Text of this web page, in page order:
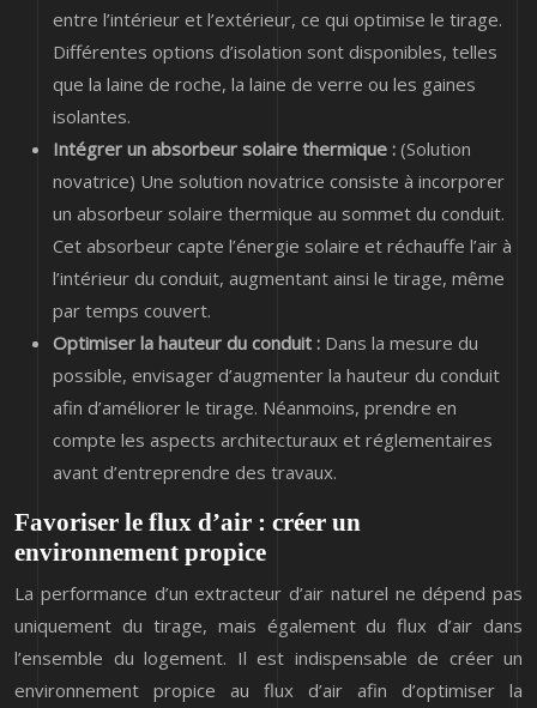
entre l’intérieur et l’extérieur, ce qui optimise le tirage.
Différentes options d’isolation sont disponibles, telles
que la laine de roche, la laine de verre ou les gaines
isolantes.
Intégrer un absorbeur solaire thermique : (Solution
novatrice) Une solution novatrice consiste à incorporer
un absorbeur solaire thermique au sommet du conduit.
Cet absorbeur capte l’énergie solaire et réchauffe l’air à
l’intérieur du conduit, augmentant ainsi le tirage, même
par temps couvert.
Optimiser la hauteur du conduit : Dans la mesure du
possible, envisager d’augmenter la hauteur du conduit
afin d’améliorer le tirage. Néanmoins, prendre en
compte les aspects architecturaux et réglementaires
avant d’entreprendre des travaux.
Favoriser le flux d’air : créer un
environnement propice
La performance d’un extracteur d’air naturel ne dépend pas
uniquement du tirage, mais également du flux d’air dans
l’ensemble du logement. Il est indispensable de créer un
environnement propice au flux d’air afin d’optimiser la